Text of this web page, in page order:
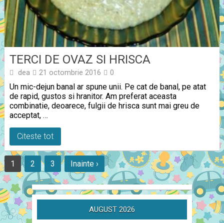
TERCI DE OVAZ SI HRISCA
dea 21 octombrie 2016 0
Un mic-dejun banal ar spune unii. Pe cat de banal, pe atat
de rapid, gustos si hranitor. Am preferat aceasta
combinatie, deoarece, fulgii de hrisca sunt mai greu de
acceptat, …
Citeste tot
1 2 3 Inainte ›
AUGUST 2026